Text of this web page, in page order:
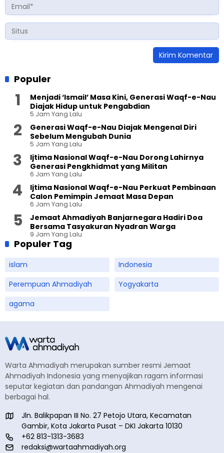
Populer
Menjadi ‘Ismail’ Masa Kini, Generasi Waqf-e-Nau
Diajak Hidup untuk Pengabdian
5 Jam Yang Lalu
Generasi Waqf-e-Nau Diajak Mengenal Diri
Sebelum Mengubah Dunia
5 Jam Yang Lalu
Ijtima Nasional Waqf-e-Nau Dorong Lahirnya
Generasi Pengkhidmat yang Militan
6 Jam Yang Lalu
Ijtima Nasional Waqf-e-Nau Perkuat Pembinaan
Calon Pemimpin Jemaat Masa Depan
6 Jam Yang Lalu
Jemaat Ahmadiyah Banjarnegara Hadiri Doa
Bersama Tasyakuran Nyadran Warga
9 Jam Yang Lalu
Populer Tag
islam
Indonesia
Perempuan Ahmadiyah
Yogyakarta
agama
Warta Ahmadiyah merupakan sumber resmi Jemaat
Ahmadiyah Indonesia yang menyajikan ragam informasi
seputar kegiatan dan pandangan Ahmadiyah mengenai
berbagai hal.
Jln. Balikpapan III No. 27 Petojo Utara, Kecamatan
Gambir, Kota Jakarta Pusat – DKI Jakarta 10130
+62 813-1313-3683
redaksi@wartaahmadiyah.org